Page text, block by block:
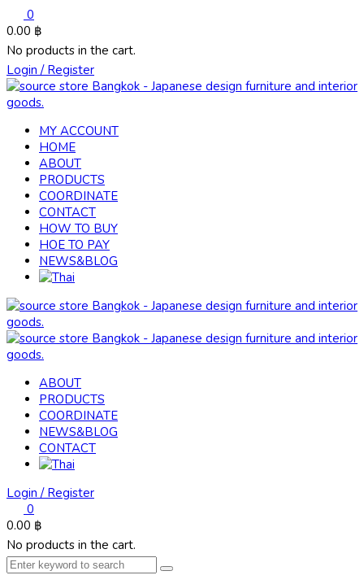
0
0.00 ฿
No products in the cart.
Login / Register
MY ACCOUNT
HOME
ABOUT
PRODUCTS
COORDINATE
CONTACT
HOW TO BUY
HOE TO PAY
NEWS&BLOG
ABOUT
PRODUCTS
COORDINATE
NEWS&BLOG
CONTACT
Login / Register
0
0.00 ฿
No products in the cart.